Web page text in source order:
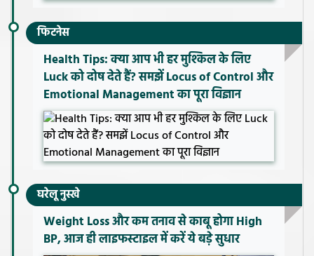
फिटनेस
Health Tips: क्या आप भी हर मुश्किल के लिए
Luck को दोष देते हैं? समझें Locus of Control और
Emotional Management का पूरा विज्ञान
घरेलू नुस्खे
Weight Loss और कम तनाव से काबू होगा High
BP, आज ही लाइफस्टाइल में करें ये बड़े सुधार